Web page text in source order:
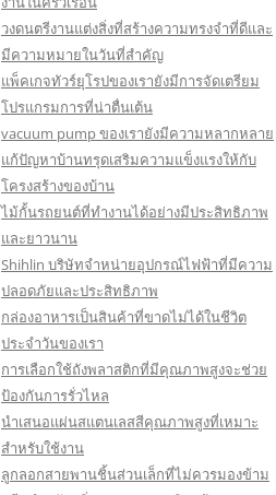
วงดนตรีงานแต่งสิ่งที่สร้างความทรงจำที่ดีและ
มีความหมายในวันที่สำคัญ
แพ็คเกจทัวร์ยุโรปของเรายังมีการจัดเตรียม
โปรแกรมการที่น่าตื่นเต้น
vacuum pump ของเรายังมีความหลากหลาย
แก้ปัญหาบ้านทรุดเสริมความแข็งแรงให้กับ
โครงสร้างของบ้าน
ไม้กั้นรถยนต์ที่ทำงานได้อย่างมีประสิทธิภาพ
และยาวนาน
Shihlin บริษัทจำหน่ายอุปกรณ์ไฟฟ้าที่มีความ
ปลอดภัยและประสิทธิภาพ
กล่องอาหารเป็นสินค้าที่ขาดไม่ได้ในชีวิต
ประจำวันของเรา
การเลือกใช้ถังพลาสติกที่มีคุณภาพสูงจะช่วย
ป้องกันการรั่วไหล
นำเสนอแผ่นสแตนเลสสีคุณภาพสูงที่เหมาะ
สำหรับใช้งาน
ลูกลอกสายพานชิ้นส่วนเล็กที่ไม่ควรมองข้าม